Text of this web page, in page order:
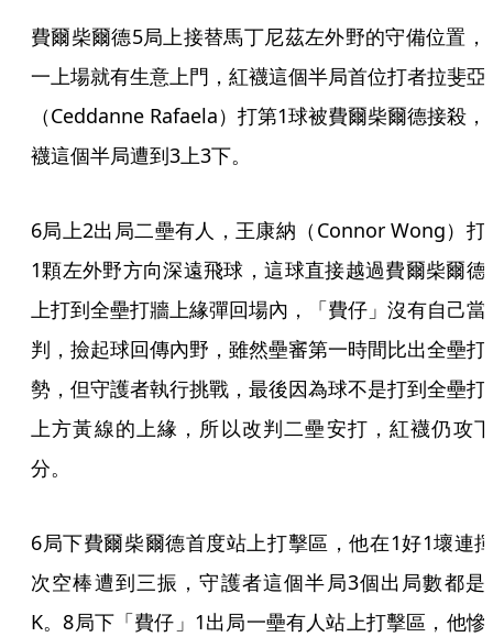
費爾柴爾德5局上接替馬丁尼茲左外野的守備位置，
一上場就有生意上門，紅襪這個半局首位打者拉斐亞
（Ceddanne Rafaela）打第1球被費爾柴爾德接殺，
襪這個半局遭到3上3下。
6局上2出局二壘有人，王康納（Connor Wong）打
1顆左外野方向深遠飛球，這球直接越過費爾柴爾德
上打到全壘打牆上緣彈回場內，「費仔」沒有自己當
判，撿起球回傳內野，雖然壘審第一時間比出全壘打
勢，但守護者執行挑戰，最後因為球不是打到全壘打
上方黃線的上緣，所以改判二壘安打，紅襪仍攻
分。
6局下費爾柴爾德首度站上打擊區，他在1好1壞連
次空棒遭到三振，守護者這個半局3個出局數都是
K。8局下「費仔」1出局一壘有人站上打擊區，他慘